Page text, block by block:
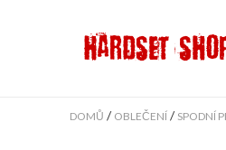
DOMŮ / OBLEČENÍ / SPODNÍ